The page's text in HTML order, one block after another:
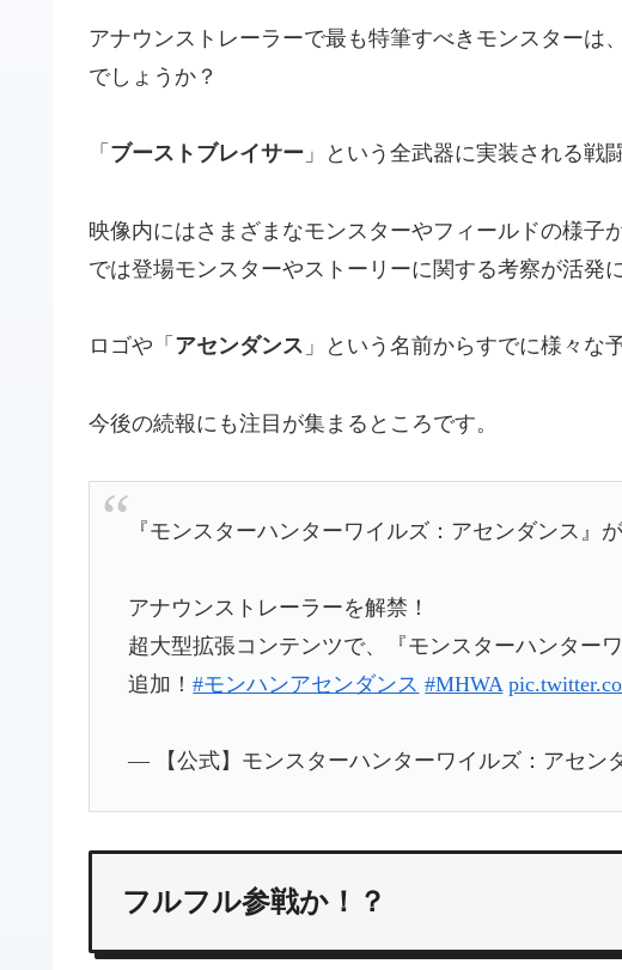
アナウンストレーラーで最も特筆すべきモンスターは、
でしょうか？
「 ブーストブレイサー 」という全武器に実装される戦
映像内にはさまざまなモンスターやフィールドの様子
では登場モンスターやストーリーに関する考察が活発
ロゴや「 アセンダンス 」という名前からすでに様々な
今後の続報にも注目が集まるところです。
『モンスターハンターワイルズ：アセンダンス』
アナウンストレーラーを解禁！
超大型拡張コンテンツで、『モンスターハンター
追加！#モンハンアセンダンス #MHWA
— 【公式】モンスターハンターワイルズ：アセン
フルフル参戦か！？